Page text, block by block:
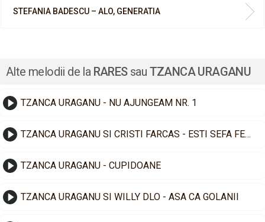
STEFANIA BADESCU – ALO, GENERATIA
Alte melodii de la RARESsau TZANCA URAGANU
TZANCA URAGANU - NU AJUNGEAM NR. 1
TZANCA URAGANU SI CRISTI FARCAS - ESTI SEFA FEMEILOR
TZANCA URAGANU - CUPIDOANE
TZANCA URAGANU SI WILLY DLO - ASA CA GOLANII